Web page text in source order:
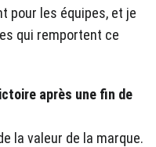
pour les équipes, et je
qui remportent ce
après une fin de
la valeur de la marque.